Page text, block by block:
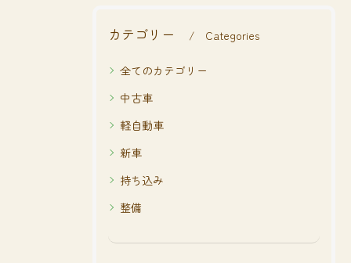
カテゴリー Categories
全てのカテゴリー
中古車
軽自動車
新車
持ち込み
整備